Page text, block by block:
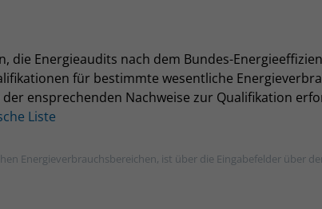
Energieaudits nach dem Bundes-
für bestimmte wesentliche
ensprechenden Nachweise zur Qualifikation
Liste
Energieverbrauchsbereichen, ist über die Eingabefelder über